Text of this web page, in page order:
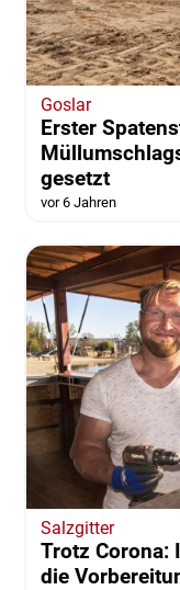
Goslar
Erster
gesetzt
vor 6 Jahren
Salzgitter
Trotz Corona:
die